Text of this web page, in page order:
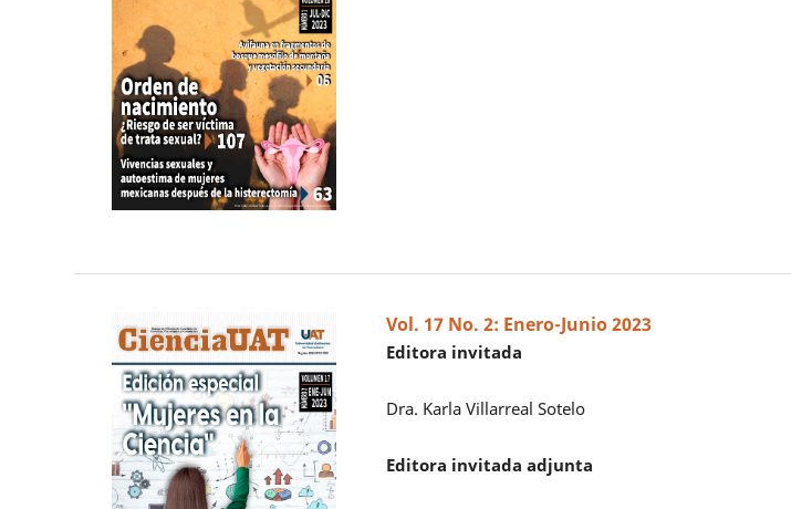
Vol. 17 No. 2: Enero-Junio 2023
Editora invitada
Dra. Karla Villarreal Sotelo
Editora invitada adjunta